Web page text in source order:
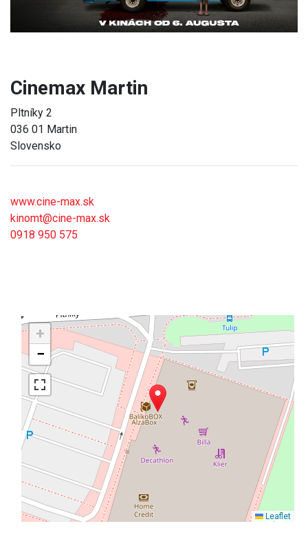
Cinemax Martin
Pltníky 2
036 01 Martin
Slovensko
www.cine-max.sk
kinomt@cine-max.sk
0918 950 575
+
−
Leaflet